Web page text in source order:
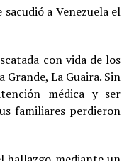
a Venezuela el
con vida de los
Grande, La Guaira. Sin
médica y ser
familiares perdieron